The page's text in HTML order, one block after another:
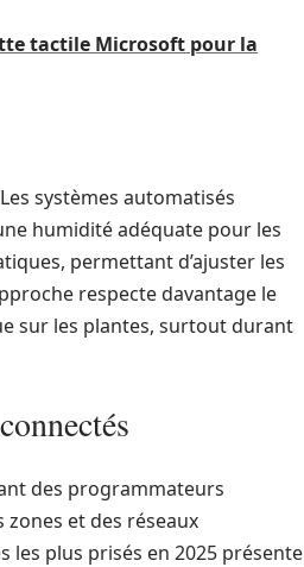
tactile Microsoft pour la
systèmes automatisés
humidité adéquate pour les
permettant d’ajuster les
respecte davantage le
sur les plantes, surtout durant
des programmateurs
et des réseaux
plus prisés en 2025 présente